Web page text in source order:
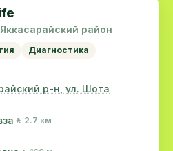
район
Диагностика
р-н, ул. Шота
🚶 2.7 км